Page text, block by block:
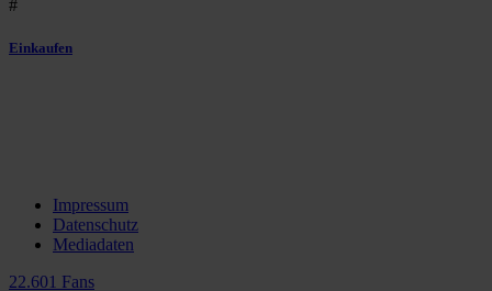
#
Einkaufen
Impressum
Datenschutz
Mediadaten
22.601 Fans